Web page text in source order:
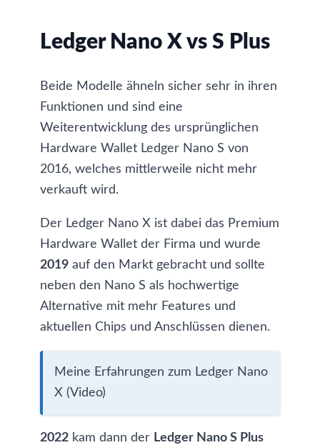
Ledger Nano X vs S Plus
Beide Modelle ähneln sicher sehr in ihren
Funktionen und sind eine
Weiterentwicklung des ursprünglichen
Hardware Wallet Ledger Nano S von
2016, welches mittlerweile nicht mehr
verkauft wird.
Der Ledger Nano X ist dabei das Premium
Hardware Wallet der Firma und wurde
2019 auf den Markt gebracht und sollte
neben den Nano S als hochwertige
Alternative mit mehr Features und
aktuellen Chips und Anschlüssen dienen.
Meine Erfahrungen zum Ledger Nano
X (Video)
2022 kam dann der Ledger Nano S Plus